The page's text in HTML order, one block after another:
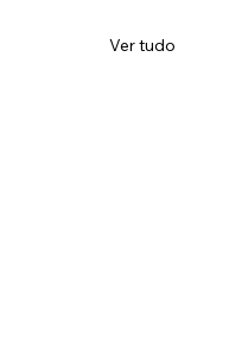
Ver tudo